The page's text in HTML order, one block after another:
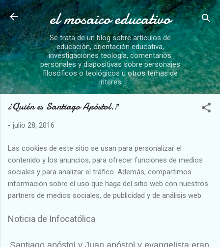
Ir al contenido principal
el mosaico educativo
Se trata de un blog sobre artículos de
educación, orientación educativa,
investigaciones teología, comentarios
personales y diapositivas sobre personajes
filosóficos o teológicos u otros temas de
interes
¿Quién es Santiago Apóstol.?
- julio 28, 2016
Las cookies de este sitio se usan para personalizar el
contenido y los anuncios, para ofrecer funciones de medios
sociales y para analizar el tráfico. Además, compartimos
información sobre el uso que haga del sitio web con nuestros
partners de medios sociales, de publicidad y de análisis web.
Noticia de Infocatólica
Santiago apóstol y Juan apóstol y evangelista eran